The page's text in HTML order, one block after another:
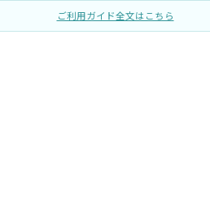
ご利用ガイド全文はこちら